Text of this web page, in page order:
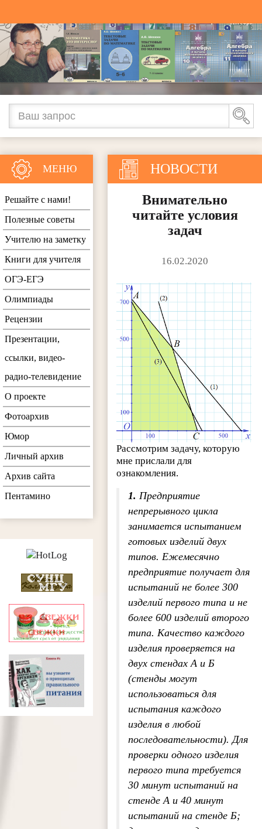
НОВОСТИ
Внимательно
читайте условия
задач
16.02.2020
Рассмотрим задачу, которую
мне прислали для
ознакомления.
1. Предприятие
непрерывного цикла
занимается испытанием
готовых изделий двух
типов. Ежемесячно
предприятие получает для
испытаний не более 300
изделий первого типа и не
более 600 изделий второго
типа. Качество каждого
изделия проверяется на
двух стендах А и Б
(стенды могут
использоваться для
испытания каждого
изделия в любой
последовательности). Для
проверки одного изделия
первого типа требуется
30 минут испытаний на
стенде А и 40 минут
испытаний на стенде Б;
МЕНЮ
Решайте с нами!
Полезные советы
Учителю на заметку
Книги для учителя
ОГЭ-ЕГЭ
Олимпиады
Рецензии
Презентации,
ссылки, видео-
радио-телевидение
О проекте
Фотоархив
Юмор
Личный архив
Архив сайта
Пентамино